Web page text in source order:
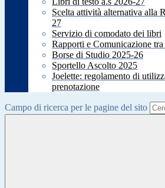
Scelta attività alternativa alla
27
Servizio di comodato dei libri
Rapporti e Comunicazione
Borse di Studio 2025-26
Sportello Ascolto 2025
Joelette: regolamento di
prenotazione
Campo di ricerca per le pagine del sito